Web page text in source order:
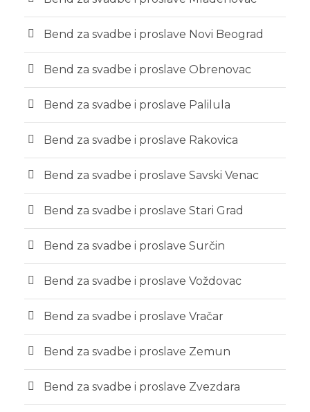
Bend za svadbe i proslave Novi Beograd
Bend za svadbe i proslave Obrenovac
Bend za svadbe i proslave Palilula
Bend za svadbe i proslave Rakovica
Bend za svadbe i proslave Savski Venac
Bend za svadbe i proslave Stari Grad
Bend za svadbe i proslave Surčin
Bend za svadbe i proslave Voždovac
Bend za svadbe i proslave Vračar
Bend za svadbe i proslave Zemun
Bend za svadbe i proslave Zvezdara